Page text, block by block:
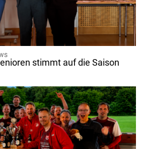
stimmt auf die Saison